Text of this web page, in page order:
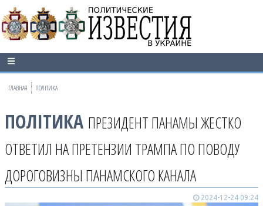
ГЛАВНАЯ ПОЛІТИКА
ПОЛІТИКА ПРЕЗИДЕНТ ПАНАМЫ ЖЕСТКО
ОТВЕТИЛ НА ПРЕТЕНЗИИ ТРАМПА ПО ПОВОДУ
ДОРОГОВИЗНЫ ПАНАМСКОГО КАНАЛА
2024-12-24 09:24